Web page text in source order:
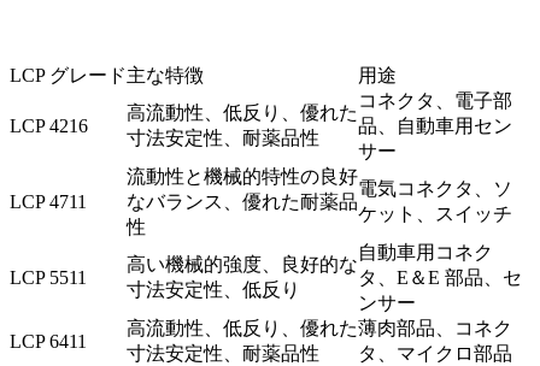
LCP グレード主な特徴 用途
LCP 4216
高流動性、低反り、優れた
寸法安定性、耐薬品性
コネクタ、電子部
品、自動車用セン
サー
LCP 4711
流動性と機械的特性の良好
なバランス、優れた耐薬品
性
電気コネクタ、ソ
ケット、スイッチ
LCP 5511
高い機械的強度、良好的な
寸法安定性、低反り
自動車用コネク
タ、E＆E 部品、セ
ンサー
LCP 6411
高流動性、低反り、優れた
寸法安定性、耐薬品性
薄肉部品、コネク
タ、マイクロ部品